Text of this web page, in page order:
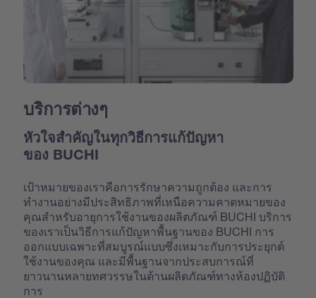
บริการต่างๆ
หัวใจสำคัญในทุกวิธีการแก้ปัญหา
ของ BUCHI
เป้าหมายของเราคือการรักษาความถูกต้อง และการ
ทำงานอย่างมีประสิทธิภาพที่เหนือความคาดหมายของ
คุณสำหรับอายุการใช้งานของผลิตภัณฑ์ BUCHI บริการ
ของเราเป็นวิธีการแก้ปัญหาพื้นฐานของ BUCHI การ
ออกแบบเฉพาะที่สมบูรณ์แบบซึ่งเหมาะกับการประยุกต์
ใช้งานของคุณ และมีพื้นฐานจากประสบการณ์ที่
ยาวนานหลายทศวรรษในด้านผลิตภัณฑ์ทางห้องปฏิบัติ
การ